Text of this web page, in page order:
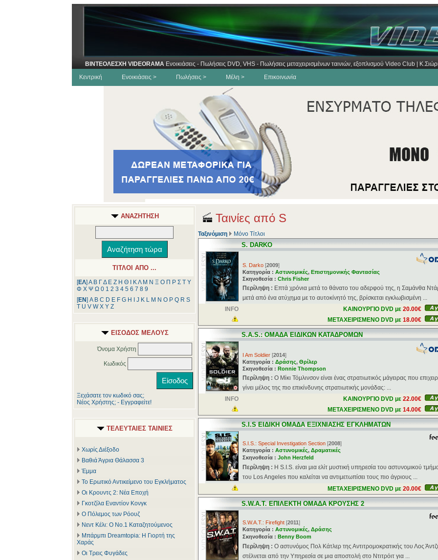
ΒΙΝΤΕΟΛΕΣΧΗ VIDEORAMA Ενοικιάσεις - Πωλήσεις DVD, VHS - Πωλήσεις μεταχειρισμένων ταινιών, εξοπλισμού Video Club |
Κεντρική
Ενοικιάσεις > Πωλήσεις > Μέλη > Επικοινωνία
ΑΝΑΖΗΤΗΣΗ
ΤΙΤΛΟΙ ΑΠΟ ...
[ΕΛ] Α Β ΓΔ Ε Ζ Η Θ ΚΛ Μ Ν Ξ Ο Π Ρ Σ Τ Υ
Φ Χ Ψ Ω 0 1 2 3 4 5 6 7 8 9
[ΕΝ] A B C D E F G H J K L M N O P Q R S
T U V W X Y Z
ΕΙΣΟΔΟΣ ΜΕΛΟΥΣ
Όνομα Χρήστη
Κωδικός
Ξεχάσατε τον κωδικό σας;
Νέος Χρήστης; - Εγγραφείτε!
ΤΕΛΕΥΤΑΙΕΣ ΤΑΙΝΙΕΣ
Χωρίς Διέξοδο
Βαθιά Άγρια Θάλασσα 3
Έμμα
Το Ερωτικό Αντικείμενο του Εγκλήματος
Οι Κρουντς 2: Νέα Εποχή
Γκοτζίλα Εναντίον Κονγκ
Ο Πόλεμος των Ρόουζ
Νεντ Κέλι: Ο Νο.1 Καταζητούμενος
Μπάρμπι Dreamtopia: Η Γιορτή της
Χαράς
Οι Τρεις Φυγάδες
Ταινίες από S
Ταξινόμιση Μόνο Τίτλοι
S. DARKO
S. Darko [2009]
Κατηγορία : Αστυνομικές, Επιστημονικής Φαντασίας
Σκηνοθεσία : Chris Fisher
Περίληψη : Επτά χρόνια μετά το θάνατο του αδερφού της, η Σαμάνθα
μετά από ένα ατύχημα με το αυτοκίνητό της, βρίσκεται εγκλωβισμένη ...
INFO
ΚΑΙΝΟΥΡΓΙΟ DVD με 20.00€
ΜΕΤΑΧΕΙΡΙΣΜΕΝΟ DVD με 18.00€
S.A.S.: ΟΜΑΔΑ ΕΙΔΙΚΩΝ ΚΑΤΑΔΡΟΜΩΝ
I Am Soldier [2014]
Κατηγορία : Δράσης, Θρίλερ
Σκηνοθεσία : Ronnie Thompson
Περίληψη : Ο Μίκι Τόμλινσον είναι ένας στρατιωτικός μάγειρας που
γίνει μέλος της πιο επικίνδυνης στρατιωτικής μονάδας: ...
INFO
ΚΑΙΝΟΥΡΓΙΟ DVD με 22.00€
ΜΕΤΑΧΕΙΡΙΣΜΕΝΟ DVD με 14.00€
S.I.S ΕΙΔΙΚΗ ΟΜΑΔΑ ΕΞΙΧΝΙΑΣΗΣ ΕΓΚΛΗΜΑΤΩΝ
S.I.S.: Special Investigation Section [2008]
Κατηγορία : Αστυνομικές, Δραματικές
Σκηνοθεσία : John Herzfeld
Περίληψη : Η S.I.S. είναι μια ελίτ μυστική υπηρεσία του αστυνομικού
του Los Angeles που καλείται να αντιμετωπίσει τους πιο άγριους ...
ΜΕΤΑΧΕΙΡΙΣΜΕΝΟ DVD με 20.00€
S.W.A.T. ΕΠΙΛΕΚΤΗ ΟΜΑΔΑ ΚΡΟΥΣΗΣ 2
S.W.A.T.: Firefight [2011]
Κατηγορία : Αστυνομικές, Δράσης
Σκηνοθεσία : Benny Boom
Περίληψη : Ο αστυνόμος Πολ Κάτλερ της Αντιτρομοκρατικής του Λος
στέλνεται από την Υπηρεσία σε μια αποστολή στο Ντιτρόιτ για ...